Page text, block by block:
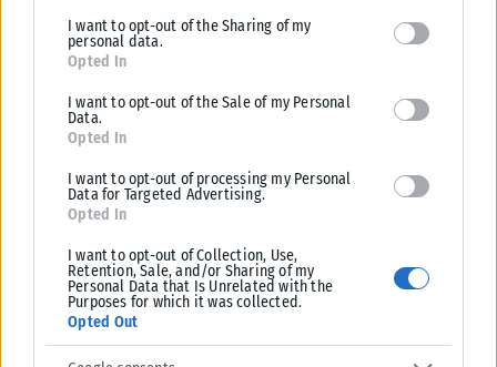
deny consent to Google and its third-party tags to use your data
for below specified purposes in below Google consent section.
I want to opt-out of the Sharing of my
personal data.
Opted In
I want to opt-out of the Sale of my Personal
Data.
Opted In
I want to opt-out of processing my Personal
Data for Targeted Advertising.
Opted In
I want to opt-out of Collection, Use,
Retention, Sale, and/or Sharing of my
Personal Data that Is Unrelated with the
Purposes for which it was collected.
Opted Out
Σχετικά Άρθρα